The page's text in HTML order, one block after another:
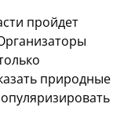
пройдет
природные